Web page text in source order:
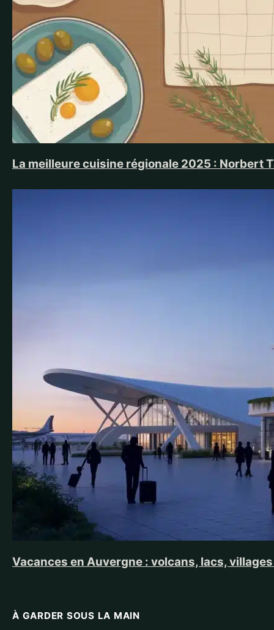
La meilleure cuisine régionale 2025 : Norbert
Vacances en Auvergne : volcans, lacs,
À GARDER SOUS LA MAIN